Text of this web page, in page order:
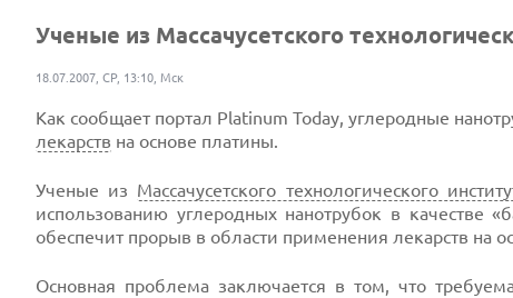
Ученые из Массачусетского
18.07.2007, СР, 13:10, Мск
Как сообщает портал Platinum Today, углеродные
лекарств на основе платины.
Ученые из Массачусетского технологического
использованию углеродных нанотрубок в качестве
обеспечит прорыв в области применения лекарств на
Основная проблема заключается в том, что